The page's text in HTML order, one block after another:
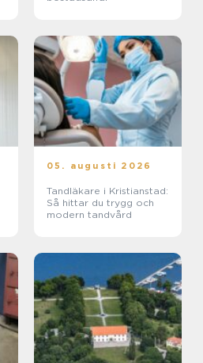
05. augusti 2026
Tandläkare i Kristianstad:
Så hittar du trygg och
modern tandvård